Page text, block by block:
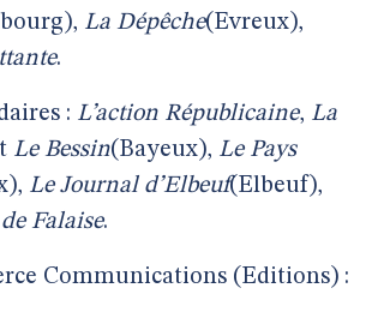
La Dépêche(Evreux),
.
: L’action Républicaine, La
Le Bessin(Bayeux), Le Pays
Le Journal d’Elbeuf(Elbeuf),
de Falaise.
Communications (Editions) :